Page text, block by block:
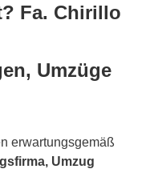
Fa. Chirillo
Umzüge
erwartungsgemäß
Umzug